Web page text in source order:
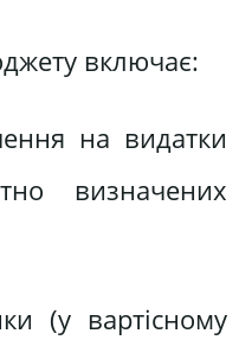
включає:
на видатки
визначених
(у вартісному